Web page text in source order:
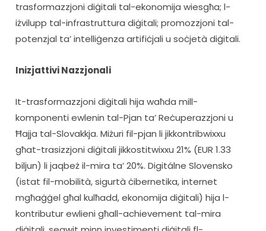
trasformazzjoni diġitali tal-ekonomija wiesgħa; l-
iżvilupp tal-infrastruttura diġitali; promozzjoni tal-
potenzjal ta’ intelliġenza artifiċjali u soċjetà diġitali.
Inizjattivi Nazzjonali
It-trasformazzjoni diġitali hija waħda mill-
komponenti ewlenin tal-Pjan ta’ Reċuperazzjoni u
Ħajja tal-Slovakkja. Miżuri fil-pjan li jikkontribwixxu
għat-trasizzjoni diġitali jikkostitwixxu 21% (EUR 1.33
biljun) li jaqbeż il-mira ta’ 20%. Digitálne Slovensko
(istat fil-mobilità, sigurtà ċibernetika, internet
mgħaġġel għal kulħadd, ekonomija diġitali) hija l-
kontributur ewlieni għall-achievement tal-mira